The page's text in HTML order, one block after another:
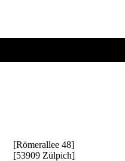
[Römerallee 48]
[53909 Zülpich]